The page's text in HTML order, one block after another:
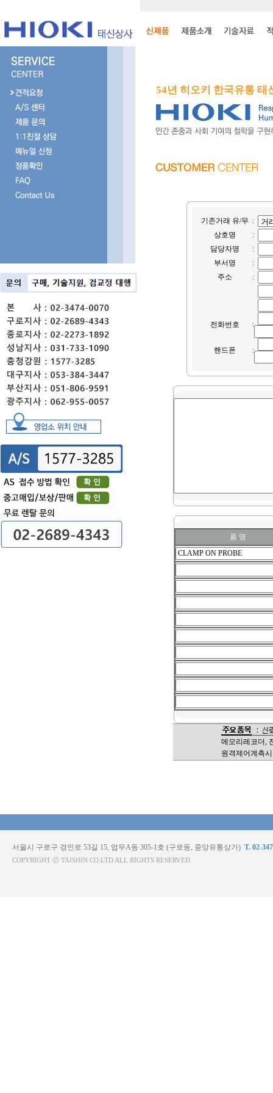
54년 히오키 한국유통 태
기존거래 유/무 :
상호명
:
담당자명
:
부서명
:
주소
:
전화번호 :
핸드폰 :
품 명
메모리레코더,
원격제어계측
서울시 구로구 경인로 53길 15, 업무A동 305-1호 (구로동, 중앙유통상가) T. 02-
COPYRIGHT ⓒ TAISHIN CO.LTD ALL RIGHTS RESERVED.